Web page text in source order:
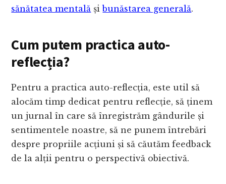
sănătatea mentală șibunăstarea generală.
Cum putem practica auto-
reflecția?
Pentru a practica auto-reflecția, este util să
alocăm timp dedicat pentru reflecție, să ținem
un jurnal în care să înregistrăm gândurile și
sentimentele noastre, să ne punem întrebări
despre propriile acțiuni și să căutăm feedback
de la alții pentru o perspectivă obiectivă.